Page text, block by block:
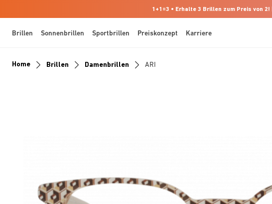
1+1=3 • Erhalte 3 Brillen zum Preis von 2! |
Brillen Sonnenbrillen Sportbrillen Preiskonzept Karriere
Home Brillen Damenbrillen ARI